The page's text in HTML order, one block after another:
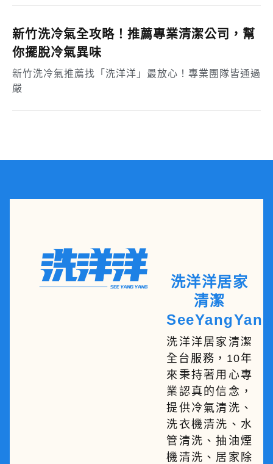
新竹洗冷氣全攻略！推薦專業清潔公司，幫
你擺脫冷氣異味
新竹洗冷氣推薦找「洗洋洋」最放心！專業團隊皆通過
嚴
洗洋洋居家
清潔
SeeYangYang
洗洋洋居家清潔
全台服務，10年
來秉持著用心專
業認真的信念，
提供冷氣清洗、
洗衣機清洗、水
管清洗、抽油煙
機清洗、居家除